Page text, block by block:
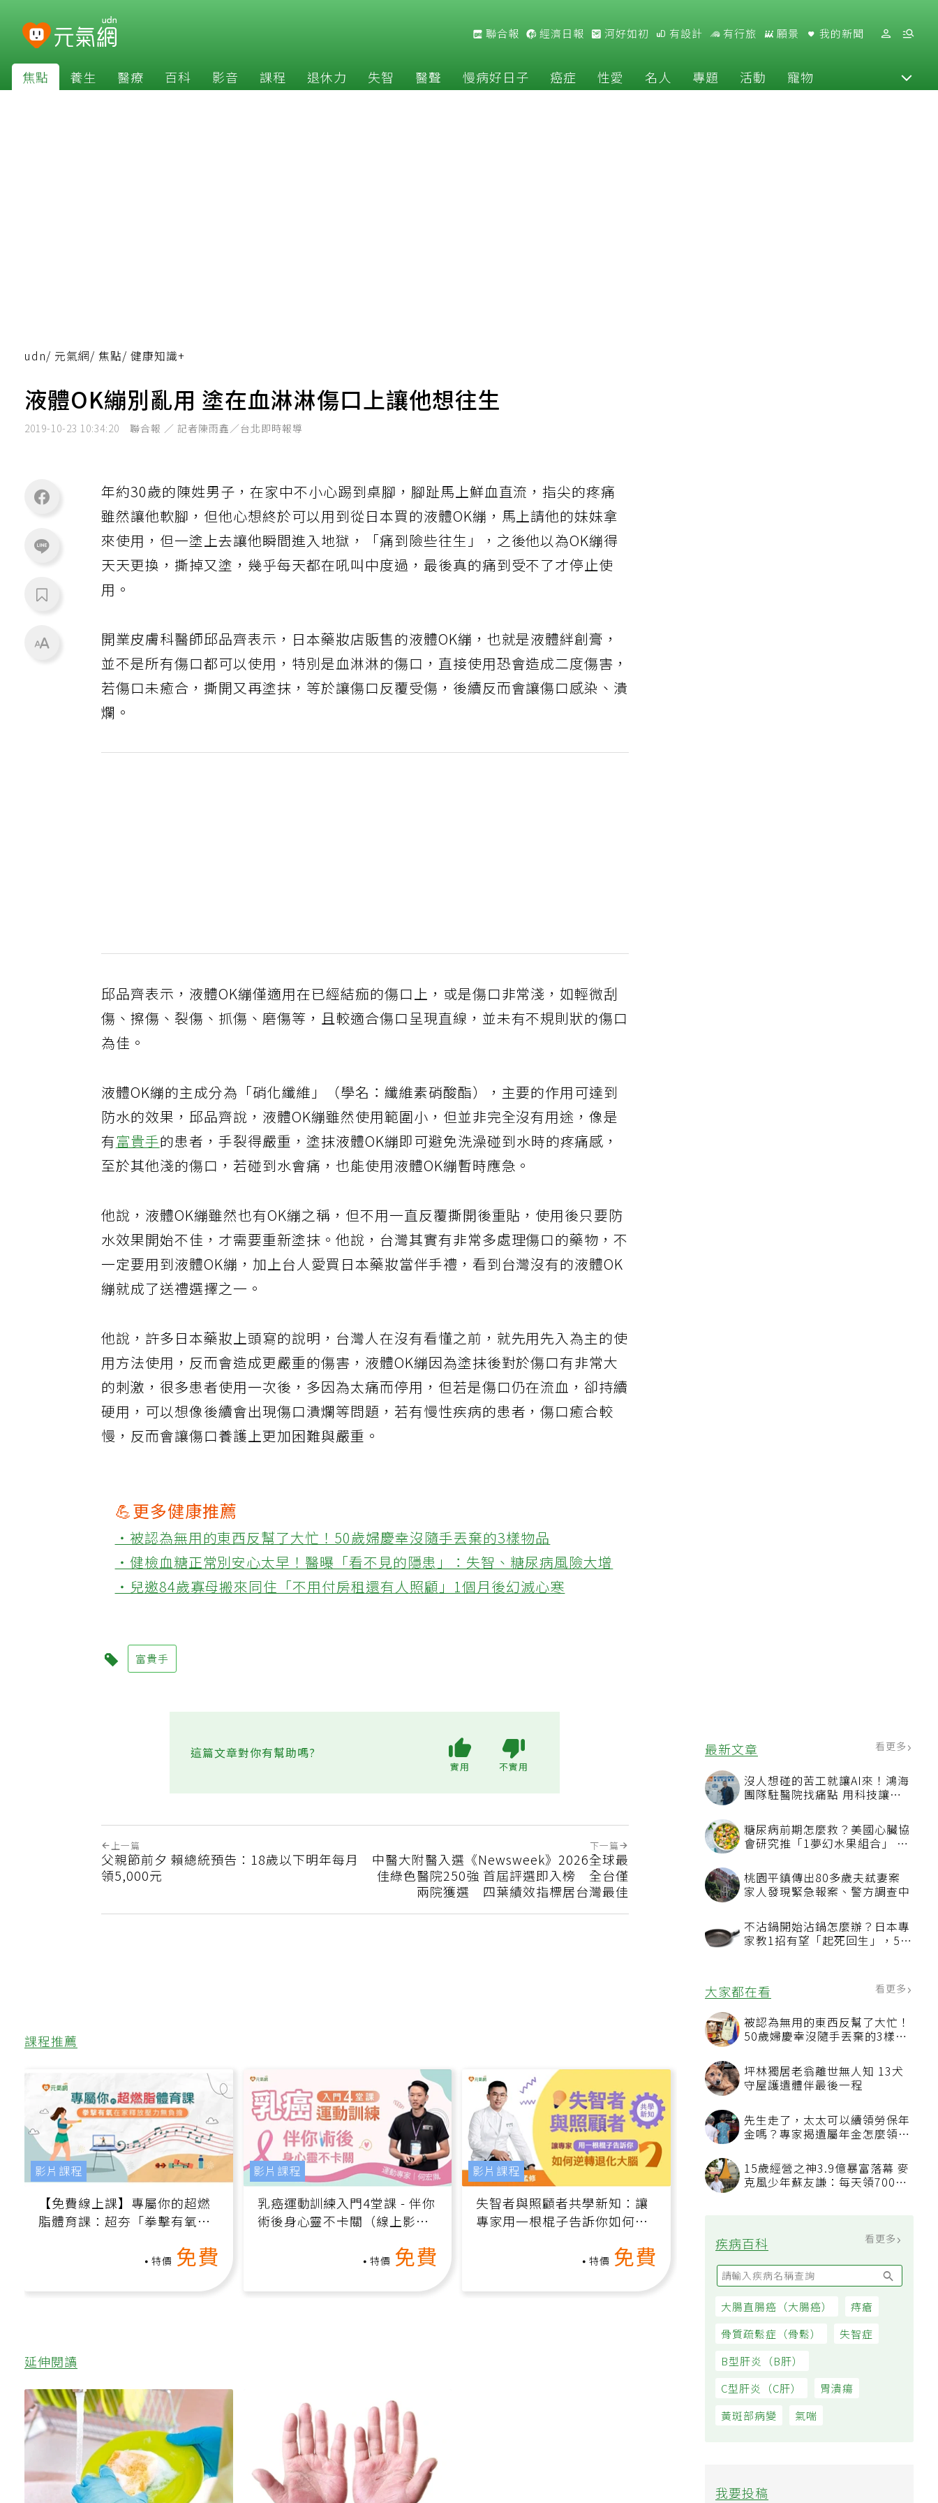
聯合報 經濟日報 河好如初 有設計 有行旅 願景 我的新聞
焦點 養生 醫療 百科 影音 課程 退休力 失智 醫聲 慢病好日子 癌症 性愛 名人 專題 活動 寵物
最新文章 看更多
沒人想碰的苦工就讓AI來！鴻海
團隊駐醫院找痛點 用科技讓醫
糖尿病前期怎麼救？美國心臟協
會研究推「1夢幻水果組合」 酪
桃園平鎮傳出80多歲夫弒妻案
家人發現緊急報案、警方調查中
不沾鍋開始沾鍋怎麼辦？日本專
家教1招有望「起死回生」，5情
大家都在看 看更多
被認為無用的東西反幫了大忙！
50歲婦慶幸沒隨手丟棄的3樣物
坪林獨居老翁離世無人知 13犬
守屋護遺體伴最後一程
先生走了，太太可以續領勞保年
金嗎？專家揭遺屬年金怎麼領，
15歲經營之神3.9億暴富落幕 麥
克風少年蘇友謙：每天領700元
疾病百科
udn/ 元氣網/ 焦點/ 健康知識+
液體OK繃別亂用 塗在血淋淋傷口上讓他想往生
2019-10-23 10:34:20 聯合報 ／ 記者陳雨鑫／台北即時報導
年約30歲的陳姓男子，在家中不小心踢到桌腳，腳趾馬上鮮血直流，指尖的疼痛
雖然讓他軟腳，但他心想終於可以用到從日本買的液體OK繃，馬上請他的妹妹拿
來使用，但一塗上去讓他瞬間進入地獄，「痛到險些往生」，之後他以為OK繃得
天天更換，撕掉又塗，幾乎每天都在吼叫中度過，最後真的痛到受不了才停止使
用。
開業皮膚科醫師邱品齊表示，日本藥妝店販售的液體OK繃，也就是液體絆創膏，
並不是所有傷口都可以使用，特別是血淋淋的傷口，直接使用恐會造成二度傷害，
若傷口未癒合，撕開又再塗抹，等於讓傷口反覆受傷，後續反而會讓傷口感染、潰
爛。
邱品齊表示，液體OK繃僅適用在已經結痂的傷口上，或是傷口非常淺，如輕微刮
傷、擦傷、裂傷、抓傷、磨傷等，且較適合傷口呈現直線，並未有不規則狀的傷口
為佳。
液體OK繃的主成分為「硝化纖維」（學名：纖維素硝酸酯），主要的作用可達到
防水的效果，邱品齊說，液體OK繃雖然使用範圍小，但並非完全沒有用途，像是
有富貴手的患者，手裂得嚴重，塗抹液體OK繃即可避免洗澡碰到水時的疼痛感，
至於其他淺的傷口，若碰到水會痛，也能使用液體OK繃暫時應急。
他說，液體OK繃雖然也有OK繃之稱，但不用一直反覆撕開後重貼，使用後只要防
水效果開始不佳，才需要重新塗抹。他說，台灣其實有非常多處理傷口的藥物，不
一定要用到液體OK繃，加上台人愛買日本藥妝當伴手禮，看到台灣沒有的液體OK
繃就成了送禮選擇之一。
他說，許多日本藥妝上頭寫的說明，台灣人在沒有看懂之前，就先用先入為主的使
用方法使用，反而會造成更嚴重的傷害，液體OK繃因為塗抹後對於傷口有非常大
的刺激，很多患者使用一次後，多因為太痛而停用，但若是傷口仍在流血，卻持續
硬用，可以想像後續會出現傷口潰爛等問題，若有慢性疾病的患者，傷口癒合較
慢，反而會讓傷口養護上更加困難與嚴重。
💪更多健康推薦
‧被認為無用的東西反幫了大忙！50歲婦慶幸沒隨手丟棄的3樣物品
‧健檢血糖正常別安心太早！醫曝「看不見的隱患」：失智、糖尿病風險大增
‧兒邀84歲寡母搬來同住「不用付房租還有人照顧」1個月後幻滅心寒
富貴手
這篇文章對你有幫助嗎?
實用 不實用
上一篇
父親節前夕 賴總統預告：18歲以下明年每月
領5,000元
下一篇
中醫大附醫入選《Newsweek》2026全球最
佳綠色醫院250強 首屆評選即入榜 全台僅
兩院獲選 四葉績效指標居台灣最佳
課程推薦
【免費線上課】專屬你的超燃
脂體育課：超夯「拳擊有氧」
高壓族在家釋放壓力無負擔
免費
影片課程
乳癌運動訓練入門4堂課 - 伴你
術後身心靈不卡關（線上影音
免費
影片課程
失智者與照顧者共學新知：讓
專家用一根棍子告訴你如何逆
轉退化大腦（線上影音課）
免費
影片課程
延伸閱讀